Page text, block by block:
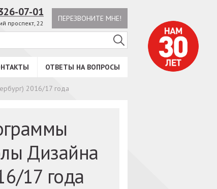
ПЕРЕЗВОНИТЕ МНЕ!
07-01
проспект, 22
ОТВЕТЫ НА ВОПРОСЫ
2016/17 года
Дизайна
17 года